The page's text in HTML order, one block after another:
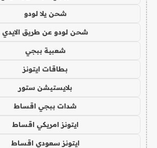
شحن يلا لودو
شحن لودو عن طريق الايدي
شعبية ببجي
بطاقات ايتونز
بلايستيشن ستور
شدات ببجي اقساط
ايتونز امريكي اقساط
ايتونز سعودي اقساط